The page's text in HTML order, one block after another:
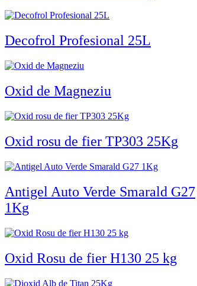
Decofrol Profesional 25L
Oxid de Magneziu
Oxid rosu de fier TP303 25Kg
Antigel Auto Verde Smarald G27
1Kg
Oxid Rosu de fier H130 25 kg